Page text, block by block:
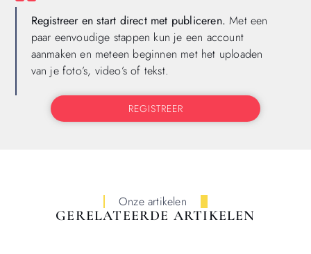
Registreer en start direct met publiceren. Met een
paar eenvoudige stappen kun je een account
aanmaken en meteen beginnen met het uploaden
van je foto’s, video’s of tekst.
REGISTREER
Onze artikelen
GERELATEERDE ARTIKELEN